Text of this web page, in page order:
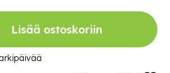
Lisää ostoskoriin